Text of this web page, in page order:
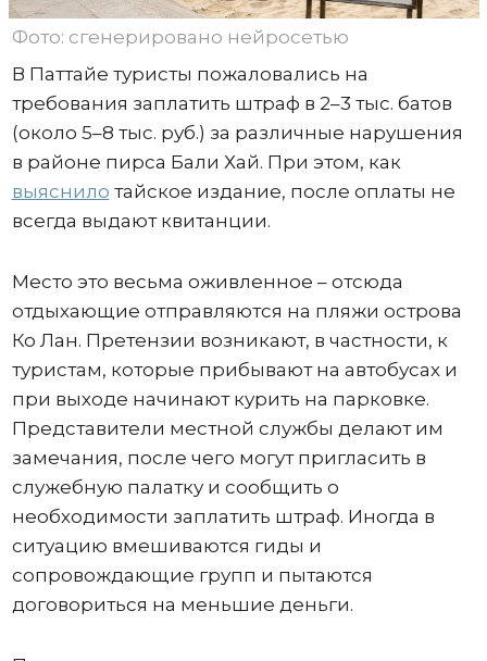
Фото: сгенерировано нейросетью
В Паттайе туристы пожаловались на
требования заплатить штраф в 2–3 тыс. батов
(около 5–8 тыс. руб.) за различные нарушения
в районе пирса Бали Хай. При этом, как
выяснило тайское издание, после оплаты не
всегда выдают квитанции.
Место это весьма оживленное – отсюда
отдыхающие отправляются на пляжи острова
Ко Лан. Претензии возникают, в частности, к
туристам, которые прибывают на автобусах и
при выходе начинают курить на парковке.
Представители местной службы делают им
замечания, после чего могут пригласить в
служебную палатку и сообщить о
необходимости заплатить штраф. Иногда в
ситуацию вмешиваются гиды и
сопровождающие групп и пытаются
договориться на меньшие деньги.